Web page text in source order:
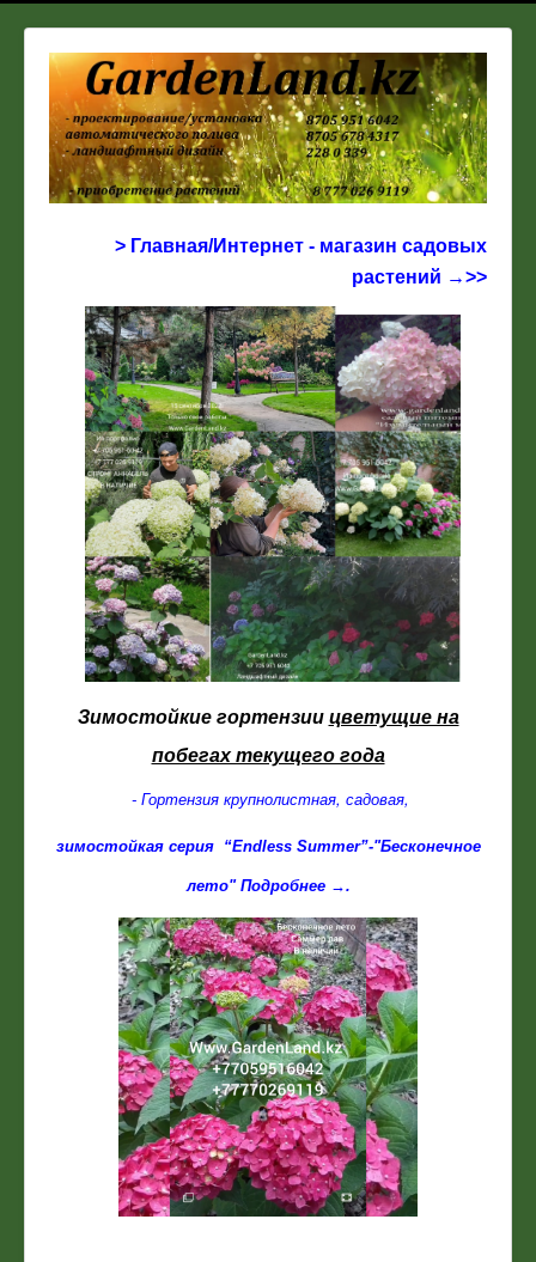
> Главная/Интернет - магазин садовых
растений →>>
Зимостойкие гортензии цветущие на
побегах текущего года
- Гортензия крупнолистная, садовая,
зимостойкая серия “Endless Summer”-"Бесконечное
лето" Подробнее →.